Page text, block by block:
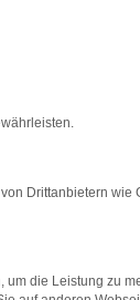
die
Drittanbietern wie
die Leistung zu